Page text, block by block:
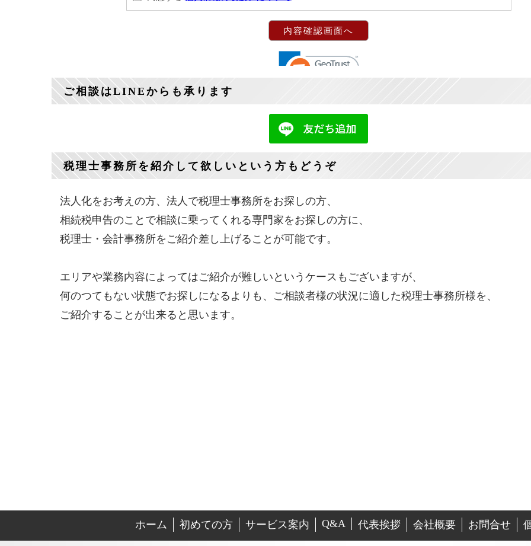
ご相談はLINEからも承ります
税理士事務所を紹介して欲しいという方もどうぞ
法人化をお考えの方、法人で税理士事務所をお探しの方、
相続税申告のことで相談に乗ってくれる専門家をお探しの方に、
税理士・会計事務所をご紹介差し上げることが可能です。
エリアや業務内容によってはご紹介が難しいというケースもございますが、
何のつてもない状態でお探しになるよりも、ご相談者様の状況に適した税理士事務所様を、
ご紹介することが出来ると思います。
ホーム 初めての方 サービス案内 Q&A 代表挨拶 会社概要 お問合せ